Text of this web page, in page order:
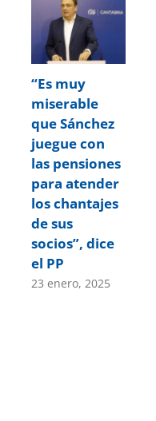
“Es muy
miserable
que Sánchez
juegue con
las pensiones
para atender
los chantajes
de sus
socios”, dice
el PP
23 enero, 2025